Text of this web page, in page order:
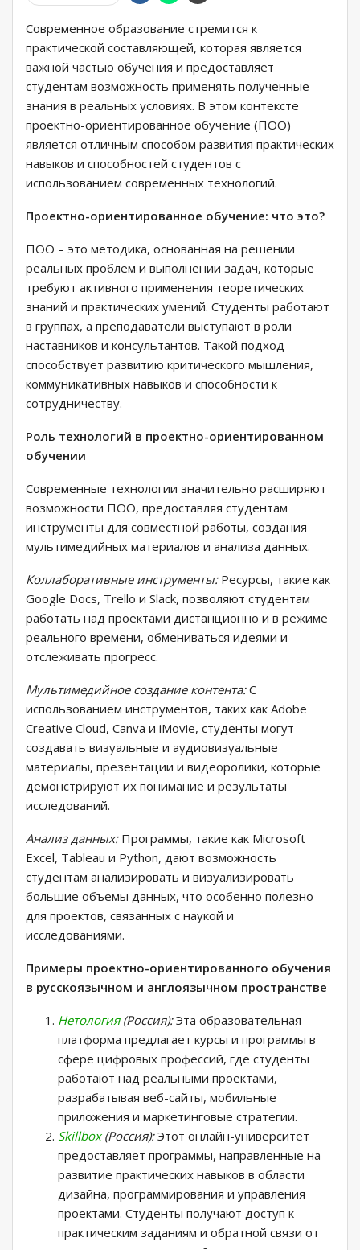
Современное образование стремится к
практической составляющей, которая является
важной частью обучения и предоставляет
студентам возможность применять полученные
знания в реальных условиях. В этом контексте
проектно-ориентированное обучение (ПОО)
является отличным способом развития практических
навыков и способностей студентов с
использованием современных технологий.
Проектно-ориентированное обучение: что это?
ПОО – это методика, основанная на решении
реальных проблем и выполнении задач, которые
требуют активного применения теоретических
знаний и практических умений. Студенты работают
в группах, а преподаватели выступают в роли
наставников и консультантов. Такой подход
способствует развитию критического мышления,
коммуникативных навыков и способности к
сотрудничеству.
Роль технологий в проектно-ориентированном
обучении
Современные технологии значительно расширяют
возможности ПОО, предоставляя студентам
инструменты для совместной работы, создания
мультимедийных материалов и анализа данных.
Коллаборативные инструменты:Ресурсы, такие как
Google Docs, Trello и Slack, позволяют студентам
работать над проектами дистанционно и в режиме
реального времени, обмениваться идеями и
отслеживать прогресс.
Мультимедийное создание контента:С
использованием инструментов, таких как Adobe
Creative Cloud, Canva и iMovie, студенты могут
создавать визуальные и аудиовизуальные
материалы, презентации и видеоролики, которые
демонстрируют их понимание и результаты
исследований.
Анализ данных:Программы, такие как Microsoft
Excel, Tableau и Python, дают возможность
студентам анализировать и визуализировать
большие объемы данных, что особенно полезно
для проектов, связанных с наукой и
исследованиями.
Примеры проектно-ориентированного обучения
в русскоязычном и англоязычном пространстве
Нетология(Россия):Эта образовательная
платформа предлагает курсы и программы в
сфере цифровых профессий, где студенты
работают над реальными проектами,
разрабатывая веб-сайты, мобильные
приложения и маркетинговые стратегии.
Skillbox(Россия):Этот онлайн-университет
предоставляет программы, направленные на
развитие практических навыков в области
дизайна, программирования и управления
проектами. Студенты получают доступ к
практическим заданиям и обратной связи от